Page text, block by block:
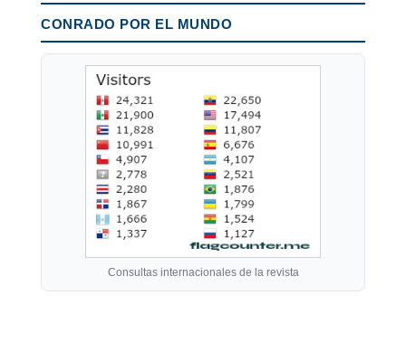
CONRADO POR EL MUNDO
Consultas internacionales de la revista